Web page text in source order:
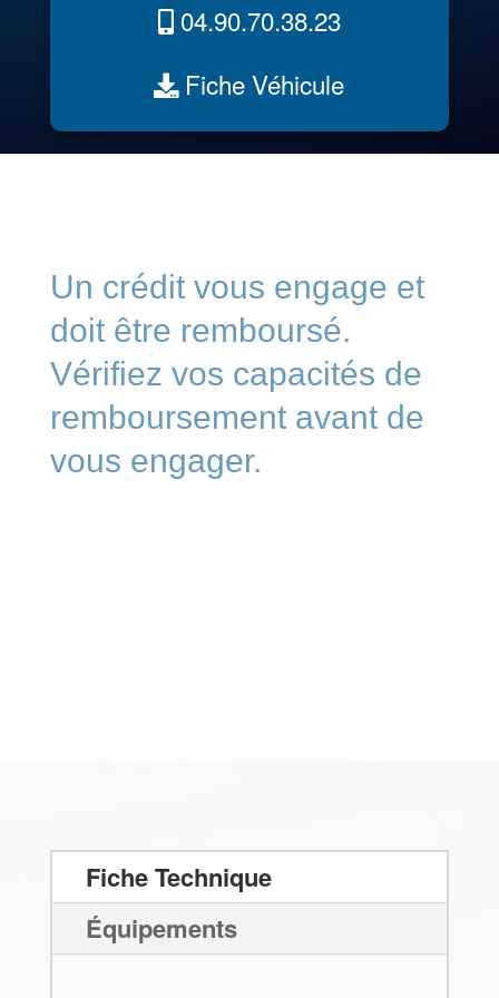
04.90.70.38.23
Fiche Véhicule
Un crédit vous engage et
doit être remboursé.
Vérifiez vos capacités de
remboursement avant de
vous engager.
Fiche Technique
Équipements